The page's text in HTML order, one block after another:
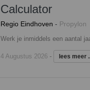
Calculator
Regio Eindhoven - Propylon
4 Augustus 2026- lees meer